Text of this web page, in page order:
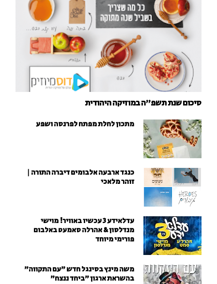
סיכום שנת תשפ"ה במוזיקה היהודית
מתכון לחלת מפתח לפרנסה ושפע
כנגד ארבעה אלבומים דיברה התורה |
זוהר מלאכי
עדלאידע 3 עכשיו באוויר! מוישי
מנדלסון & אהרלה סאמעט באלבום
פורימי מיוחד
משה מינץ בסינגל חדש ״עם התקווה״
בהשראת ארגון "ביחד ננצח"